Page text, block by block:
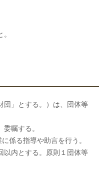
団」とする。）は、団体等
嘱する。
係る指導や助言を行う。
以内とする。原則１団体等